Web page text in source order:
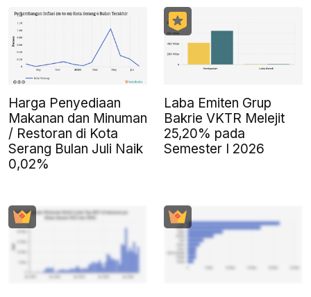
Harga Penyediaan
Makanan dan Minuman
/ Restoran di Kota
Serang Bulan Juli Naik
0,02%
Laba Emiten Grup
Bakrie VKTR Melejit
25,20% pada
Semester I 2026